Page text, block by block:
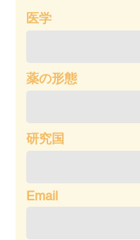
医学
薬の形態
研究国
Email